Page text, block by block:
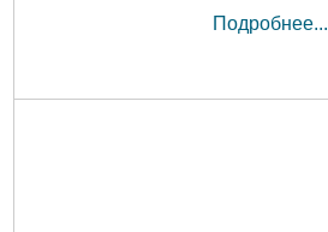
Подробнее...